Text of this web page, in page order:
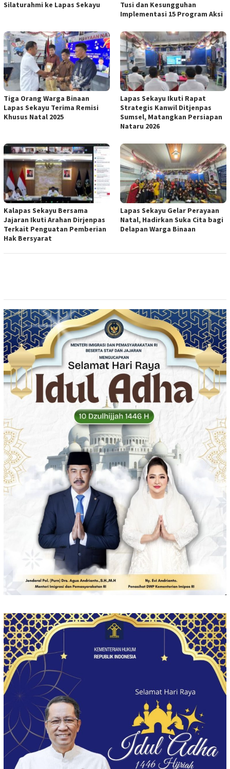
Silaturahmi ke Lapas Sekayu
Tusi dan Kesungguhan
Implementasi 15 Program Aksi
Tiga Orang Warga Binaan
Lapas Sekayu Terima Remisi
Khusus Natal 2025
Lapas Sekayu Ikuti Rapat
Strategis Kanwil Ditjenpas
Sumsel, Matangkan Persiapan
Nataru 2026
Kalapas Sekayu Bersama
Jajaran Ikuti Arahan Dirjenpas
Terkait Penguatan Pemberian
Hak Bersyarat
Lapas Sekayu Gelar Perayaan
Natal, Hadirkan Suka Cita bagi
Delapan Warga Binaan